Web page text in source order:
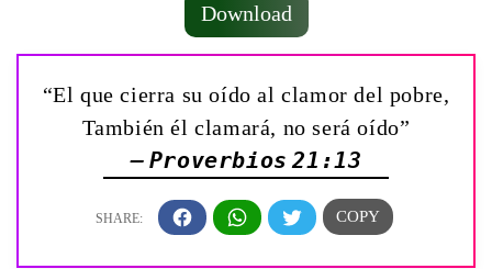
Download
“El que cierra su oído al clamor del pobre,
También él clamará, no será oído”
— Proverbios 21:13